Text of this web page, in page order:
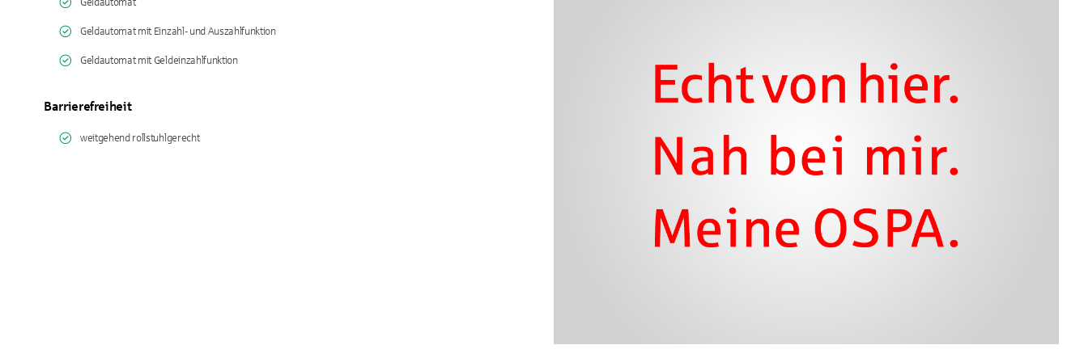
Geldautomat
Geldautomat mit Einzahl- und Auszahlfunktion
Geldautomat mit Geldeinzahlfunktion
Barrierefreiheit
weitgehend rollstuhlgerecht